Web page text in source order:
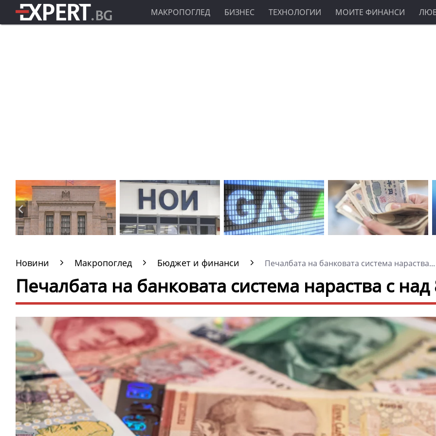
МАКРОПОГЛЕД БИЗНЕС ТЕХНОЛОГИИ МОИТЕ ФИНАНСИ
Новини Макропоглед Бюджет и финанси Печалбата на банковата система нараства...
Печалбата на банковата система нараства с над